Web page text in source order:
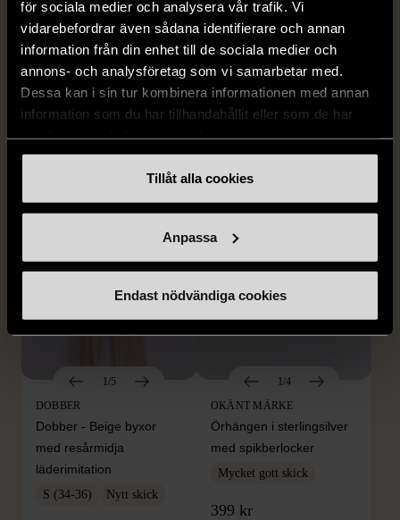
för sociala medier och analysera vår trafik. Vi
vidarebefordrar även sådana identifierare och annan
information från din enhet till de sociala medier och
annons- och analysföretag som vi samarbetar med.
Dessa kan i sin tur kombinera informationen med annan
information som du har tillhandahållit eller som de har
Tillåt alla cookies
Anpassa
Endast nödvändiga cookies
MISSONI
Missoni - Klänning -
Stickad - Grön - Premium
Vintage
S (34-36) Gott skick
GIANFRANCO FERRE
STUDIO
Gianfranco Ferre Studio -
Kjol - Silke - Premium
Vintage
S (34-36)
Mycket gott skick
999 kr
1/5
DOBBER
Dobber - Beige byxor
med resårmidja
läderimitation
S (34-36) Nytt skick
1/4
OKÄNT MÄRKE
Örhängen i sterlingsilver
med spikberlocker
Mycket gott skick
399 kr